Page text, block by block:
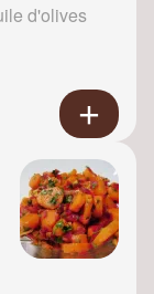
d'olives